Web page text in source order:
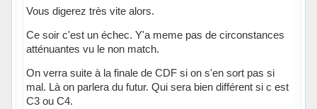
Vous digerez très vite alors.
Ce soir c'est un échec. Y'a meme pas de circonstances
atténuantes vu le non match.
On verra suite à la finale de CDF si on s'en sort pas si
mal. Là on parlera du futur. Qui sera bien différent si c est
C3 ou C4.